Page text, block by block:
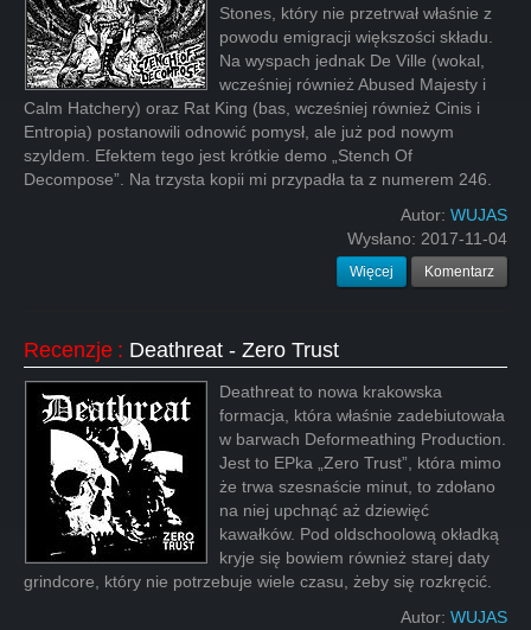
Stones, który nie przetrwał właśnie z
powodu emigracji większości składu.
Na wyspach jednak De Ville (wokal,
wcześniej również Abused Majesty i
Calm Hatchery) oraz Rat King (bas, wcześniej również Cinis i
Entropia) postanowili odnowić pomysł, ale już pod nowym
szyldem. Efektem tego jest krótkie demo „Stench Of
Decompose”. Na trzysta kopii mi przypadła ta z numerem 246.
Autor: WUJAS
Wysłano: 2017-11-04
Więcej Komentarz
Recenzje : Deathreat - Zero Trust
Deathreat to nowa krakowska
formacja, która właśnie zadebiutowała
w barwach Deformeathing Production.
Jest to EPka „Zero Trust”, która mimo
że trwa szesnaście minut, to zdołano
na niej upchnąć aż dziewięć
kawałków. Pod oldschoolową okładką
kryje się bowiem również starej daty
grindcore, który nie potrzebuje wiele czasu, żeby się rozkręcić.
Autor: WUJAS